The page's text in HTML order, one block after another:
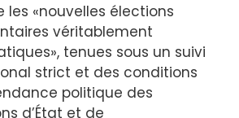
les «nouvelles élections
véritablement
tenues sous un suivi
strict et des conditions
politique des
d’État et de